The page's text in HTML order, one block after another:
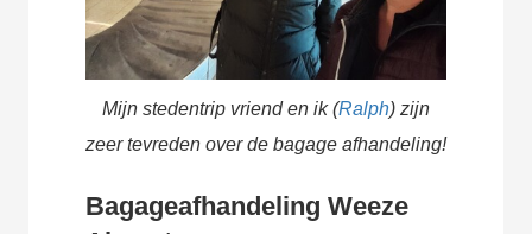
Mijn stedentrip vriend en ik (Ralph) zijn
zeer tevreden over de bagage afhandeling!
Bagageafhandeling Weeze